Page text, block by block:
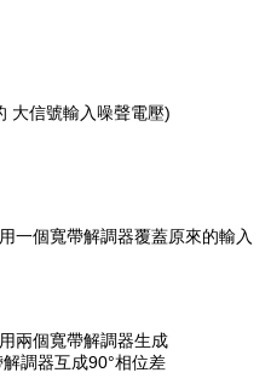
大信號輸入噪聲電壓)
個寬帶解調器覆蓋原來的輸入
個寬帶解調器生成
調器互成90°相位差